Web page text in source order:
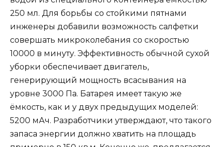
250 мл. Для борьбы со стойкими пятнами
инженеры добавили возможность салфетки
совершать микроколебания со скоростью
10000 в минуту. Эффективность обычной сухой
уборки обеспечивает двигатель,
генерирующий мощность всасывания на
уровне 3000 Па. Батарея имеет такую же
ёмкость, как и у двух предыдущих моделей:
5200 мАч. Разработчики утверждают, что такого
запаса энергии должно хватить на площадь